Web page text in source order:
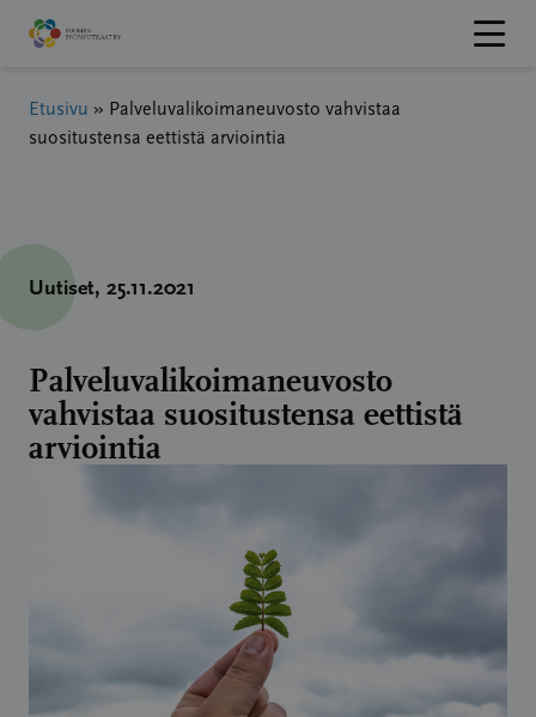
Hyppää
sisältöön
Etusivu » Palveluvalikoimaneuvosto vahvistaa
suositustensa eettistä arviointia
Uutiset, 25.11.2021
Palveluvalikoimaneuvosto
vahvistaa suositustensa eettistä
arviointia